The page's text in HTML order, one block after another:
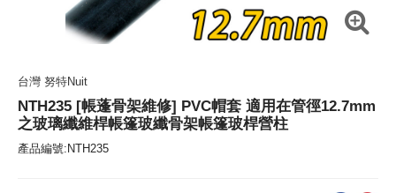
台灣 努特Nuit
NTH235 [帳蓬骨架維修] PVC帽套 適用在管徑12.7mm
之玻璃纖維桿帳篷玻纖骨架帳篷玻桿營柱
產品編號:NTH235